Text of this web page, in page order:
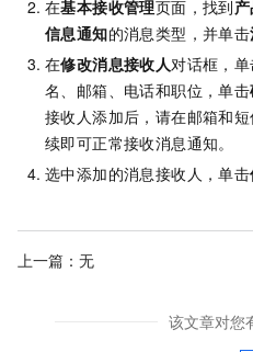
在基本接收管理页面，找到
信息通知的消息类型，并单击
在修改消息接收人对话框，
名、邮箱、电话和职位，单击
接收人添加后，请在邮箱和
续即可正常接收消息通知。
选中添加的消息接收人，单击
上一篇：无
该文章对您